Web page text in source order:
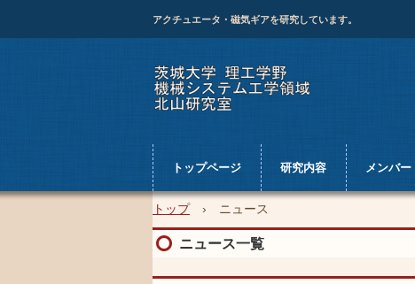
アクチュエータ・磁気ギアを研究しています。
トップページ 研究内容 メンバー
トップ › ニュース
ニュース一覧